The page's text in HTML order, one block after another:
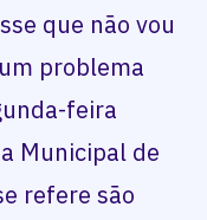
que não vou
problema
feira
Municipal de
refere são